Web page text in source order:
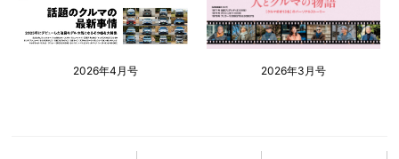
2026年4月号 2026年3月号